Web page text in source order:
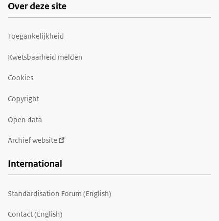
Over deze site
Toegankelijkheid
Kwetsbaarheid melden
Cookies
Copyright
Open data
Archief website
International
Standardisation Forum (English)
Contact (English)